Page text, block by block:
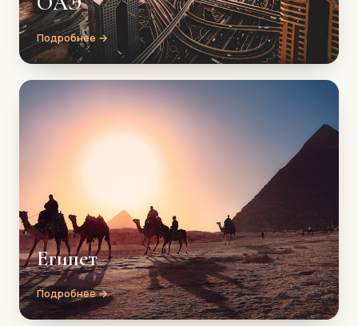
Подробнее →
Египет
Подробнее →